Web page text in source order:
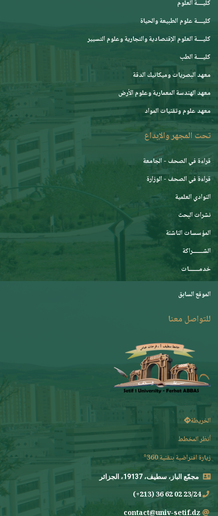
كليــــة العلوم
كليــــة علوم الطبيعة والحياة
كليــــة العلوم الإقتصادية والتجارية وعلوم التسيير
كليــــة الطب
معهد البصريات وميكانيك الدقة
معهد الهندسة المعمارية وعلوم الأرض
معهد علوم وتقنيات المواد
تحت المجهر والإبداع
قراءة في الصحف - الجامعة
قراءة في الصحف - الوزارة
النوادي العلمية
نشرات البحث
المؤسسات الناشئة
الشـــــــراكة
خدمـــــــات
الموقع السابق
للتواصل معنا
الخريطة
أنظر المخطط
زيارة افتراضية بتقنية 360°
مجمّع الباز، سطيف، 19137، الجزائر
23/24 02 62 36 (213+)